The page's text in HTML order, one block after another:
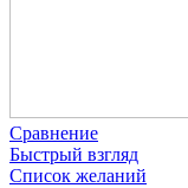
Сравнение
Быстрый взгляд
Список желаний